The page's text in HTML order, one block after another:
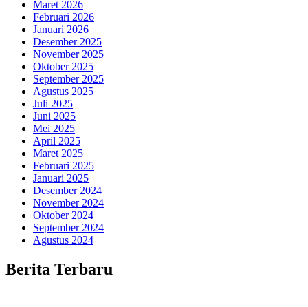
Maret 2026
Februari 2026
Januari 2026
Desember 2025
November 2025
Oktober 2025
September 2025
Agustus 2025
Juli 2025
Juni 2025
Mei 2025
April 2025
Maret 2025
Februari 2025
Januari 2025
Desember 2024
November 2024
Oktober 2024
September 2024
Agustus 2024
Berita Terbaru